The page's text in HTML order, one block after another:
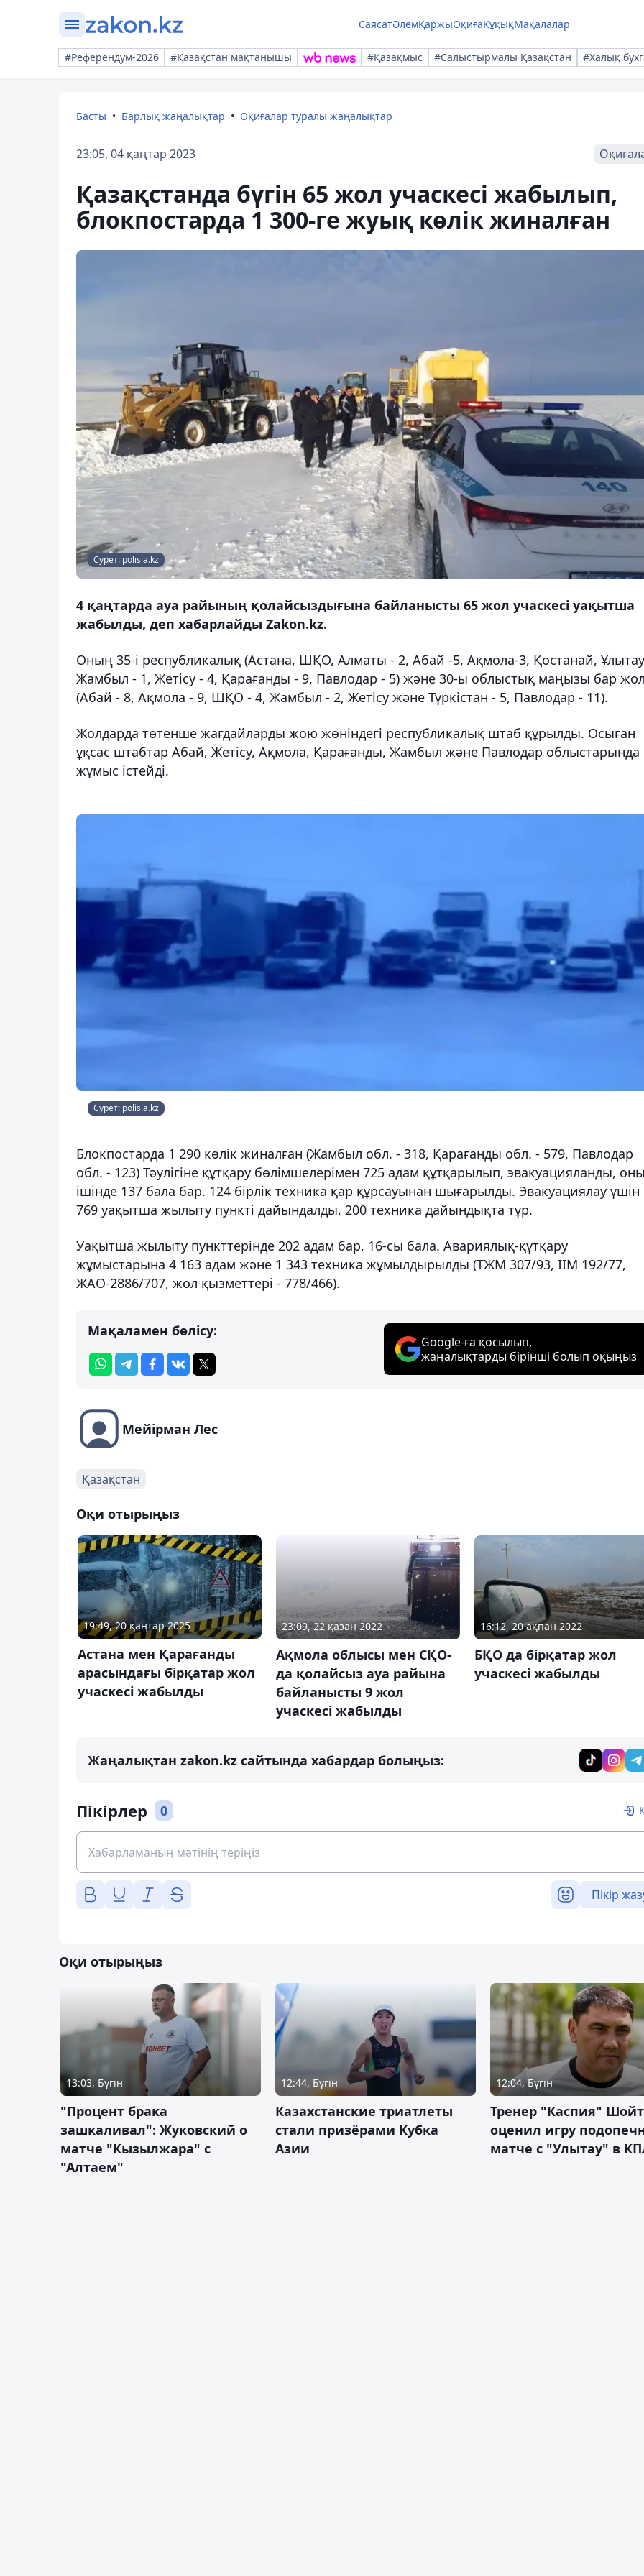
СаясатӘлемҚаржыОқиғаҚұқықМақалалар
#Референдум-2026 #Қазақстан мақтанышы #Қазақмыс #Салыстырмалы Қазақстан #Халық
Басты Барлық жаңалықтар Оқиғалар туралы жаңалықтар
23:05, 04 қаңтар 2023
Қазақстанда бүгін 65 жол учаскесі жабылып,
блокпостарда 1 300-ге жуық көлік жиналған
Сурет: polisia.kz
4 қаңтарда ауа райының қолайсыздығына байланысты 65 жол учаскесі уақытша
жабылды, деп хабарлайды Zakon.kz.
Оның 35-і республикалық (Астана, ШҚО, Алматы - 2, Абай -5, Ақмола-3, Қостанай,
Жамбыл - 1, Жетісу - 4, Қарағанды - 9, Павлодар - 5) және 30-ы облыстық маңызы бар
(Абай - 8, Ақмола - 9, ШҚО - 4, Жамбыл - 2, Жетісу және Түркістан - 5, Павлодар - 11).
Жолдарда төтенше жағдайларды жою жөніндегі республикалық штаб құрылды. Осыған
ұқсас штабтар Абай, Жетісу, Ақмола, Қарағанды, Жамбыл және Павлодар облыстарында
жұмыс істейді.
Сурет: polisia.kz
Блокпостарда 1 290 көлік жиналған (Жамбыл обл. - 318, Қарағанды обл. - 579, Павлодар
обл. - 123) Тәулігіне құтқару бөлімшелерімен 725 адам құтқарылып, эвакуацияланды,
ішінде 137 бала бар. 124 бірлік техника қар құрсауынан шығарылды. Эвакуациялау үшін
769 уақытша жылыту пункті дайындалды, 200 техника дайындықта тұр.
Уақытша жылыту пункттерінде 202 адам бар, 16-сы бала. Авариялық-құтқару
жұмыстарына 4 163 адам және 1 343 техника жұмылдырылды (ТЖМ 307/93, ІІМ 192/77,
ЖАО-2886/707, жол қызметтері - 778/466).
Мақаламен бөлісу:
Google-ға қосылып,
жаңалықтарды бірінші болып оқыңыз
Мейірман Лес
Қазақстан
Оқи отырыңыз
19:49, 20 қаңтар 2025
Астана мен Қарағанды
арасындағы бірқатар жол
учаскесі жабылды
23:09, 22 қазан 2022
Ақмола облысы мен СҚО-
да қолайсыз ауа райына
байланысты 9 жол
учаскесі жабылды
16:12, 20 ақпан 2022
БҚО да бірқатар жол
учаскесі жабылды
Жаңалықтан zakon.kz сайтында хабардар болыңыз:
Пікірлер 0
Пікір
Оқи отырыңыз
13:03, Бүгін
"Процент брака
зашкаливал": Жуковский о
матче "Кызылжара" с
"Алтаем"
12:44, Бүгін
Казахстанские триатлеты
стали призёрами Кубка
Азии
12:04, Бүгін
Тренер "Каспия"
оценил игру
матче с "Улытау" в